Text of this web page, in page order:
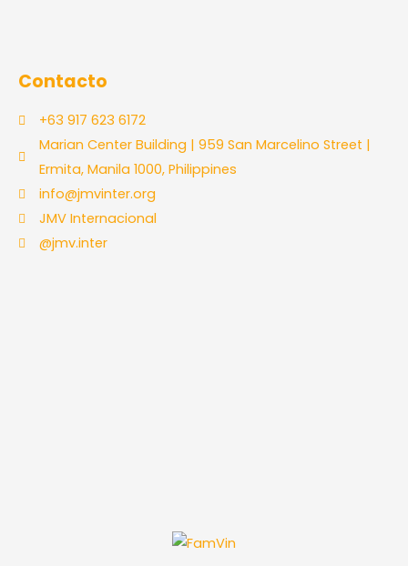
Contacto
+63 917 623 6172
Marian Center Building | 959 San Marcelino Street |
Ermita, Manila 1000, Philippines
info@jmvinter.org
JMV Internacional
@jmv.inter